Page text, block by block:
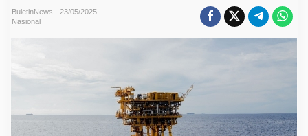
a
G
a
BuletinNews
23/05/2025
Nasional